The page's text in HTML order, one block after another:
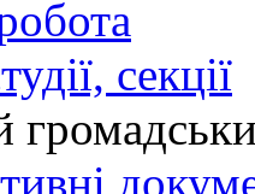
секції